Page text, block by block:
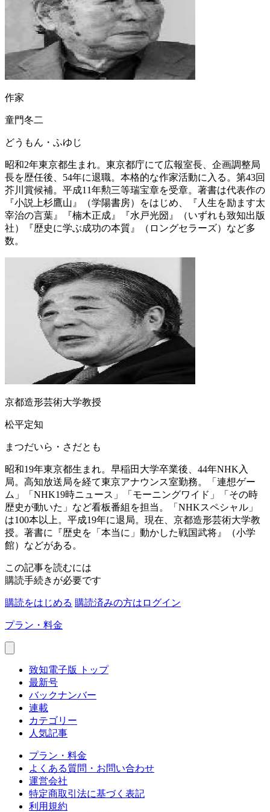
作家
童門冬二
どうもん・ふゆじ
昭和2年東京都生まれ。東京都庁にて広報室長、企画調整局
長を歴任後、54年に退職。本格的な作家活動に入る。第43回
芥川賞候補。平成11年勲三等瑞宝章を受章。著書は代表作の
『小説上杉鷹山』（学陽書房）をはじめ、『人生を励ます太
宰治の言葉』『楠木正成』『水戸光圀』（いずれも致知出版
社）『歴史に学ぶ成功の本質』（ロングセラーズ）など多
数。
京都造形芸術大学教授
松平定知
まつだいら・さだとも
昭和19年東京都生まれ。早稲田大学卒業後、44年NHK入
局。高知放送局を経て東京アナウンス室勤務。「連想ゲー
ム」「NHK19時ニュース」「モーニングワイド」「その時
歴史が動いた」など看板番組を担当。「NHKスペシャル」
は100本以上。平成19年に退局。現在、京都造形芸術大学教
授。著書に『歴史を「本当に」動かした戦国武将』（小学
館）などがある。
この記事を読むには
購読手続きが必要です
購読をはじめる 購読済みの方はログイン
プラン・料金
致知電子版 トップ
最新号
バックナンバー
連載
カテゴリー
人気記事
プラン・料金
よくある質問・お問い合わせ
運営会社
特定商取引法に基づく表記
利用規約